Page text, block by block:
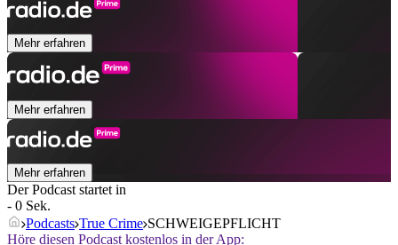
Mehr erfahren
Mehr erfahren
Mehr erfahren
Der Podcast startet in
- 0 Sek.
Podcasts True Crime SCHWEIGEPFLICHT
Höre diesen Podcast kostenlos in der App: